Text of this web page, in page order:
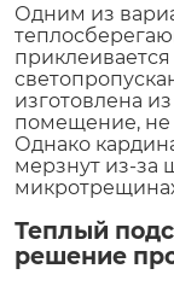
Одним из
изготовлена
помещение, не
Однако
мерзнут из-за
Теплый
решение